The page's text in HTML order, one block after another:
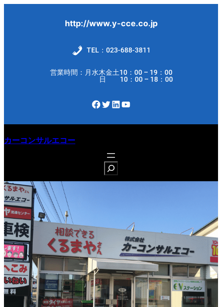
http://www.y-cce.co.jp
TEL：023-688-3811
営業時間：月水木金土10：00 – 19：00
日 10：00 – 18：00
Facebook Twitter LinkedIn YouTube
カーコンサルエコー
e
a
r
c
h